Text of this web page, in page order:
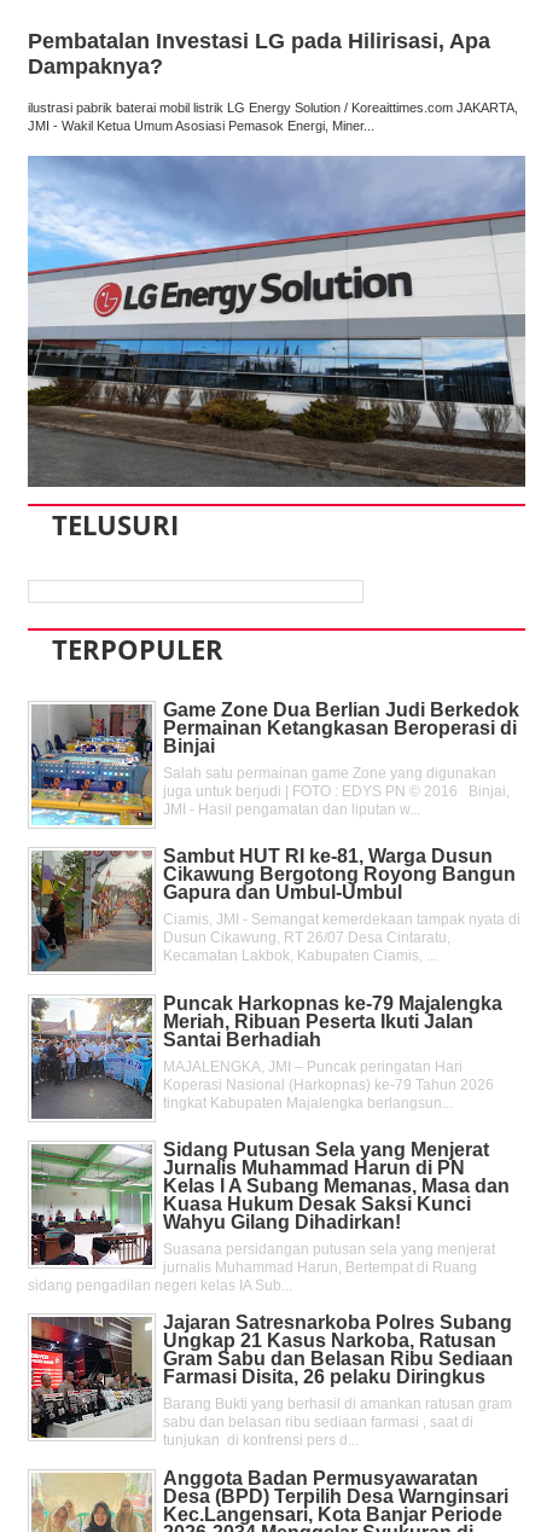
Pembatalan Investasi LG pada Hilirisasi, Apa
Dampaknya?
ilustrasi pabrik baterai mobil listrik LG Energy Solution / Koreaittimes.com JAKARTA,
JMI - Wakil Ketua Umum Asosiasi Pemasok Energi, Miner...
TELUSURI
TERPOPULER
Game Zone Dua Berlian Judi Berkedok
Permainan Ketangkasan Beroperasi di
Binjai
Salah satu permainan game Zone yang digunakan
juga untuk berjudi | FOTO : EDYS PN © 2016 Binjai,
JMI - Hasil pengamatan dan liputan w...
Sambut HUT RI ke-81, Warga Dusun
Cikawung Bergotong Royong Bangun
Gapura dan Umbul-Umbul
Ciamis, JMI - Semangat kemerdekaan tampak nyata di
Dusun Cikawung, RT 26/07 Desa Cintaratu,
Kecamatan Lakbok, Kabupaten Ciamis, ...
Puncak Harkopnas ke-79 Majalengka
Meriah, Ribuan Peserta Ikuti Jalan
Santai Berhadiah
MAJALENGKA, JMI – Puncak peringatan Hari
Koperasi Nasional (Harkopnas) ke-79 Tahun 2026
tingkat Kabupaten Majalengka berlangsun...
Sidang Putusan Sela yang Menjerat
Jurnalis Muhammad Harun di PN
Kelas l A Subang Memanas, Masa dan
Kuasa Hukum Desak Saksi Kunci
Wahyu Gilang Dihadirkan!
Suasana persidangan putusan sela yang menjerat
jurnalis Muhammad Harun, Bertempat di Ruang
sidang pengadilan negeri kelas IA Sub...
Jajaran Satresnarkoba Polres Subang
Ungkap 21 Kasus Narkoba, Ratusan
Gram Sabu dan Belasan Ribu Sediaan
Farmasi Disita, 26 pelaku Diringkus
Barang Bukti yang berhasil di amankan ratusan gram
sabu dan belasan ribu sediaan farmasi , saat di
tunjukan di konfrensi pers d...
Anggota Badan Permusyawaratan
Desa (BPD) Terpilih Desa Warnginsari
Kec.Langensari, Kota Banjar Periode